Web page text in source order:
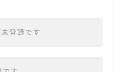
登録です